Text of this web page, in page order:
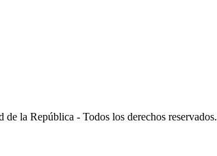
la República - Todos los derechos reservados.